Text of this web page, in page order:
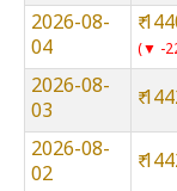
2026-08-
04
₹
▼ -
2026-08-
03
₹
2026-08-
02
₹